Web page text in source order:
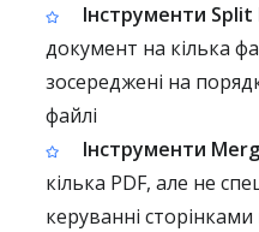
Інструменти Split
документ на кілька
зосереджені на
файлі
Інструменти
кілька PDF, але не
керуванні